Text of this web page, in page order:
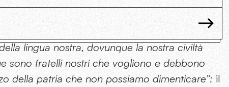
lingua nostra, dovunque la nostra civiltà
sono fratelli nostri che vogliono e debbono
della patria che non possiamo dimenticare”: il